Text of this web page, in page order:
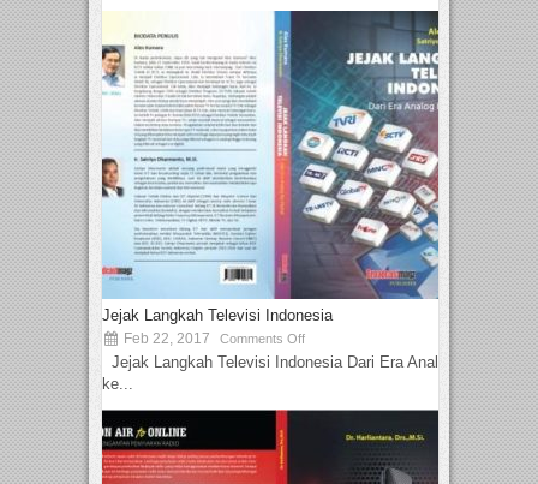
Jejak Langkah Televisi Indonesia
Feb 22, 2017 Comments Off
Jejak Langkah Televisi Indonesia Dari Era Analog
ke...